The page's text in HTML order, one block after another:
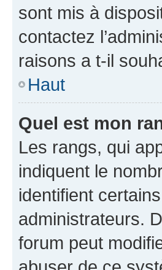
sont mis à
contactez
raisons a t-il
Haut
Quel est mon
Les rangs, qui
indiquent le
identifient
administrateurs.
forum peut